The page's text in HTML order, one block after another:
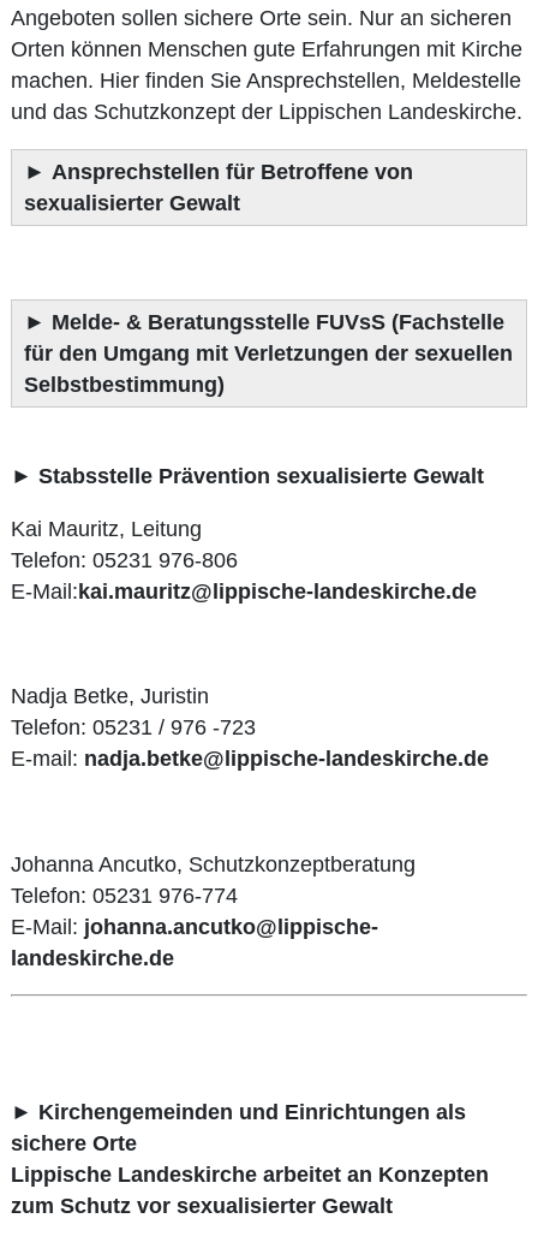
Angeboten sollen sichere Orte sein. Nur an sicheren
Orten können Menschen gute Erfahrungen mit Kirche
machen. Hier finden Sie Ansprechstellen, Meldestelle
und das Schutzkonzept der Lippischen Landeskirche.
► Ansprechstellen für Betroffene von
sexualisierter Gewalt
► Melde- & Beratungsstelle FUVsS (Fachstelle
für den Umgang mit Verletzungen der sexuellen
Selbstbestimmung)
► Stabsstelle Prävention sexualisierte Gewalt
Kai Mauritz, Leitung
Telefon: 05231 976-806
E-Mail:kai.mauritz@lippische-landeskirche.de
Nadja Betke, Juristin
Telefon: 05231 / 976 -723
E-mail: nadja.betke@lippische-landeskirche.de
Johanna Ancutko, Schutzkonzeptberatung
Telefon: 05231 976-774
E-Mail: johanna.ancutko@lippische-
landeskirche.de
► Kirchengemeinden und Einrichtungen als
sichere Orte
Lippische Landeskirche arbeitet an Konzepten
zum Schutz vor sexualisierter Gewalt